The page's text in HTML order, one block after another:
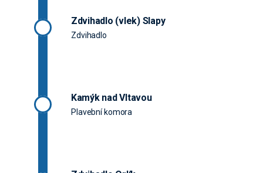
Zdvihadlo (vlek) Slapy
Zdvihadlo
Kamýk nad Vltavou
Plavební komora